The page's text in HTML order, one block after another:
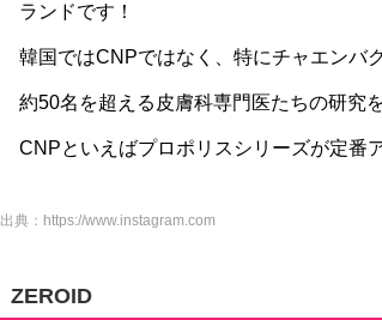
ランドです！
韓国ではCNPではなく、特にチャエンバ
約50名を超える皮膚科専門医たちの研究
CNPといえばプロポリスシリーズが定番
出典： https://www.instagram.com
ZEROID